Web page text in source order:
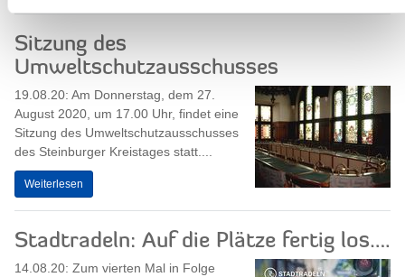
Sitzung des
Umweltschutzausschusses
19.08.20: Am Donnerstag, dem 27.
August 2020, um 17.00 Uhr, findet eine
Sitzung des Umweltschutzausschusses
des Steinburger Kreistages statt....
Weiterlesen
Stadtradeln: Auf die Plätze fertig los….
14.08.20: Zum vierten Mal in Folge